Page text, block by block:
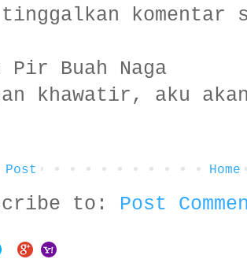
komentar
Pir Buah Naga
khawatir, aku
Post Home
to: Post